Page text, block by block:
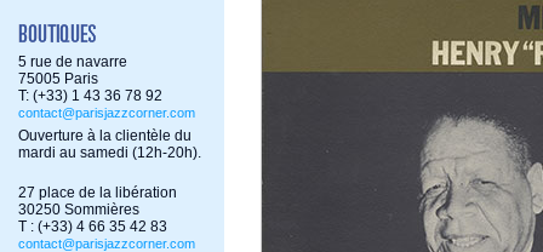
5 rue de navarre
75005 Paris
T: (+33) 1 43 36 78 92
contact@parisjazzcorner.com
Ouverture à la clientèle du
mardi au samedi (12h-20h).
27 place de la libération
30250 Sommières
T : (+33) 4 66 35 42 83
contact@parisjazzcorner.com